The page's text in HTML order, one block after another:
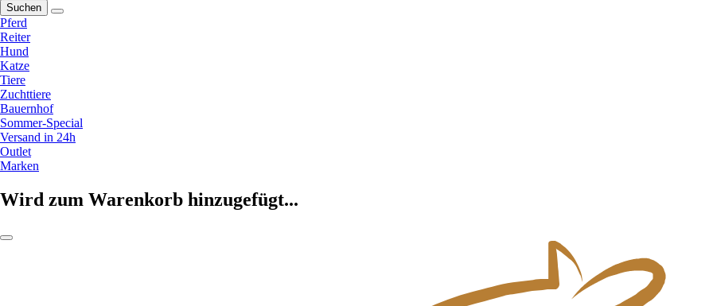
Suchen
Pferd
Reiter
Hund
Katze
Tiere
Zuchttiere
Bauernhof
Sommer-Special
Versand in 24h
Outlet
Marken
Wird zum Warenkorb hinzugefügt...